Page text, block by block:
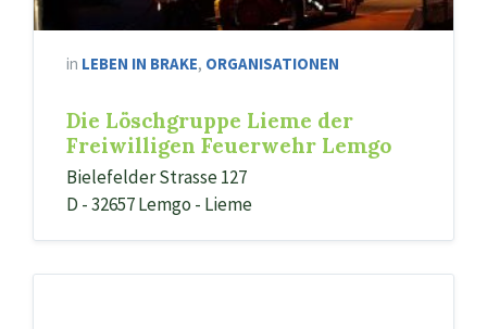
in LEBEN IN BRAKE, ORGANISATIONEN
Die Löschgruppe Lieme der
Freiwilligen Feuerwehr Lemgo
Bielefelder Strasse 127
D - 32657 Lemgo - Lieme